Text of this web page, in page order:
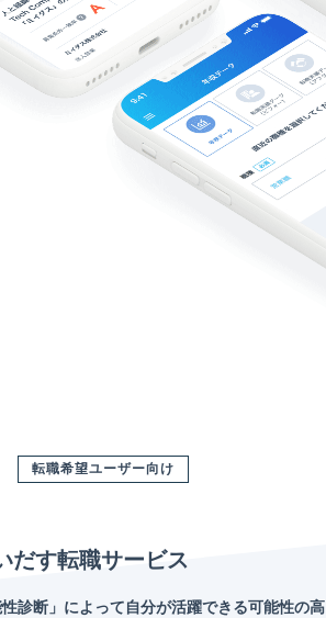
転職希望ユーザー向け
だす転職サービス
性診断」によって自分が活躍できる可能性の高